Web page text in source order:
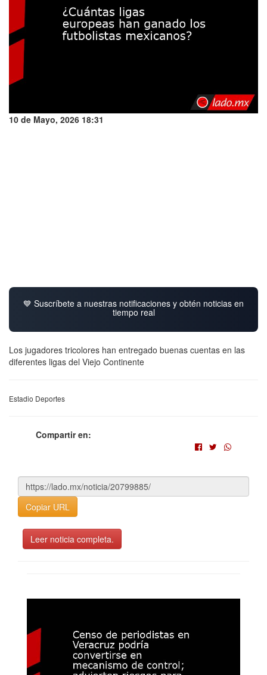
10 de Mayo, 2026 18:31
💙 Suscríbete a nuestras notificaciones y obtén noticias en
tiempo real
Los jugadores tricolores han entregado buenas cuentas en las
diferentes ligas del Viejo Continente
Estadio Deportes
Compartir en:
Copiar URL
Leer noticia completa.